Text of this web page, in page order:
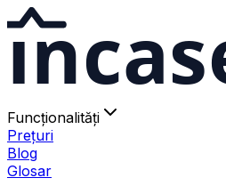
Funcționalități
Prețuri
Blog
Glosar